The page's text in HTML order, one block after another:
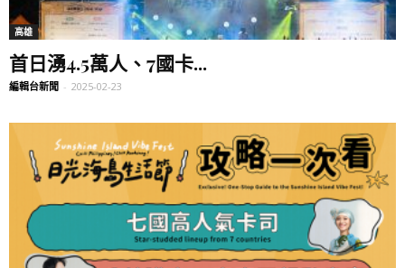
高雄
首日湧4.5萬人、7國卡...
編輯台新聞 - 2025-02-23